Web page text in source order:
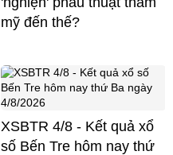
mỹ đến thế?
XSBTR 4/8 - Kết quả xổ
số Bến Tre hôm nay thứ